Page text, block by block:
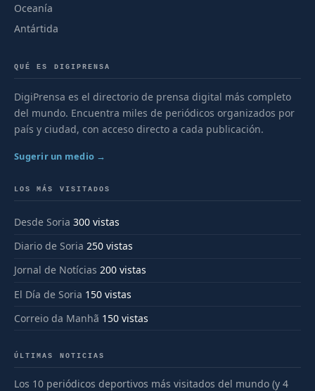
Oceanía
Antártida
QUÉ ES DIGIPRENSA
DigiPrensa es el directorio de prensa digital más completo
del mundo. Encuentra miles de periódicos organizados por
país y ciudad, con acceso directo a cada publicación.
Sugerir un medio →
LOS MÁS VISITADOS
Desde Soria 300 vistas
Diario de Soria 250 vistas
Jornal de Notícias 200 vistas
El Día de Soria 150 vistas
Correio da Manhã 150 vistas
ÚLTIMAS NOTICIAS
Los 10 periódicos deportivos más visitados del mundo (y 4